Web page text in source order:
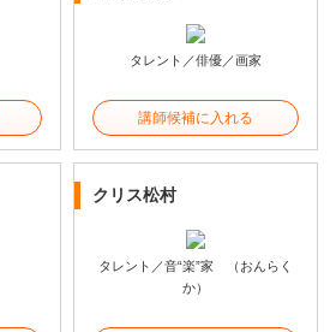
タレント／俳優／画家
講師候補に入れる
クリス松村
タレント／音“楽”家 （おんらく
か）